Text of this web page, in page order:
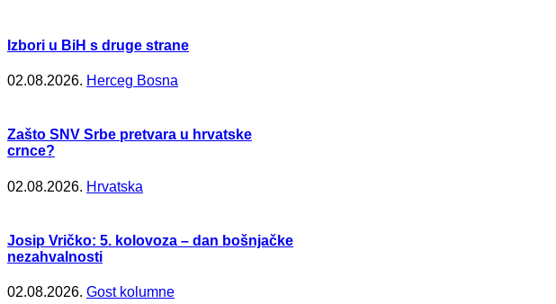
Izbori u BiH s druge strane
02.08.2026. Herceg Bosna
Zašto SNV Srbe pretvara u hrvatske
crnce?
02.08.2026. Hrvatska
Josip Vričko: 5. kolovoza – dan bošnjačke
nezahvalnosti
02.08.2026. Gost kolumne